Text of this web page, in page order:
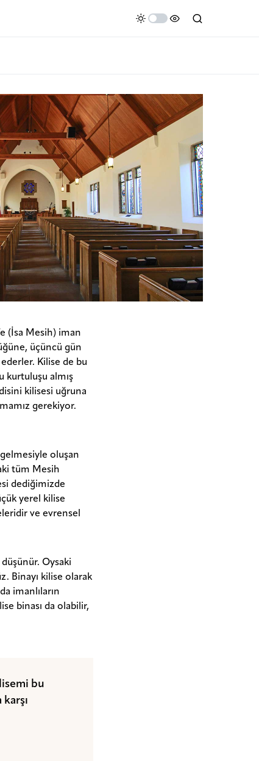
(İsa Mesih) iman
üçüncü gün
Kilise de bu
kurtuluşu almış
kilisesi uğruna
gerekiyor.
oluşan
tüm Mesih
dediğimizde
yerel kilise
ve evrensel
Oysaki
Binayı kilise olarak
imanlıların
binası da olabilir,
bu